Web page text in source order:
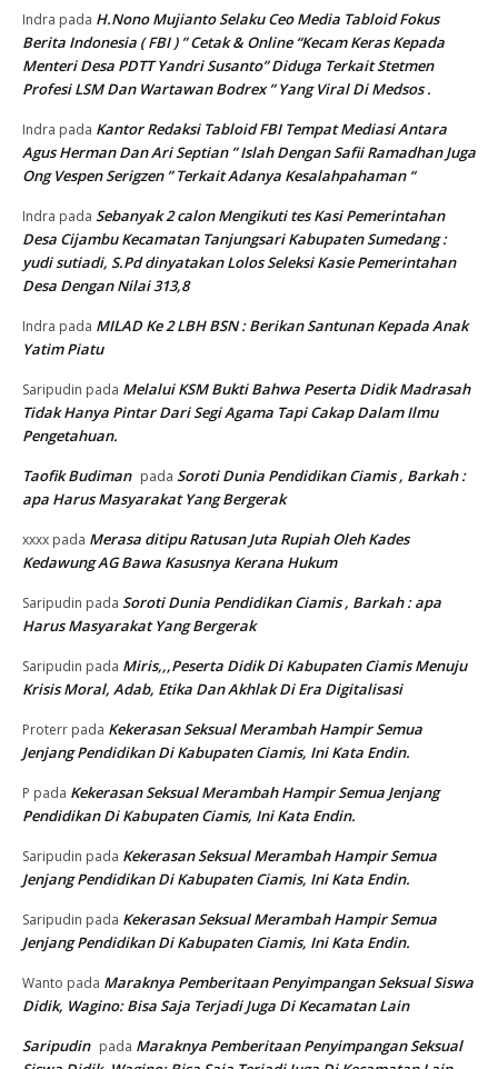
Indra pada H.Nono Mujianto Selaku Ceo Media Tabloid Fokus
Berita Indonesia ( FBI ) ” Cetak & Online “Kecam Keras Kepada
Menteri Desa PDTT Yandri Susanto” Diduga Terkait Stetmen
Profesi LSM Dan Wartawan Bodrex ” Yang Viral Di Medsos .
Indra pada Kantor Redaksi Tabloid FBI Tempat Mediasi Antara
Agus Herman Dan Ari Septian ” Islah Dengan Safii Ramadhan Juga
Ong Vespen Serigzen ” Terkait Adanya Kesalahpahaman “
Indra pada Sebanyak 2 calon Mengikuti tes Kasi Pemerintahan
Desa Cijambu Kecamatan Tanjungsari Kabupaten Sumedang :
yudi sutiadi, S.Pd dinyatakan Lolos Seleksi Kasie Pemerintahan
Desa Dengan Nilai 313,8
Indra pada MILAD Ke 2 LBH BSN : Berikan Santunan Kepada Anak
Yatim Piatu
Saripudin pada Melalui KSM Bukti Bahwa Peserta Didik Madrasah
Tidak Hanya Pintar Dari Segi Agama Tapi Cakap Dalam Ilmu
Pengetahuan.
Taofik Budiman pada Soroti Dunia Pendidikan Ciamis , Barkah :
apa Harus Masyarakat Yang Bergerak
xxxx pada Merasa ditipu Ratusan Juta Rupiah Oleh Kades
Kedawung AG Bawa Kasusnya Kerana Hukum
Saripudin pada Soroti Dunia Pendidikan Ciamis , Barkah : apa
Harus Masyarakat Yang Bergerak
Saripudin pada Miris,,,Peserta Didik Di Kabupaten Ciamis Menuju
Krisis Moral, Adab, Etika Dan Akhlak Di Era Digitalisasi
Proterr pada Kekerasan Seksual Merambah Hampir Semua
Jenjang Pendidikan Di Kabupaten Ciamis, Ini Kata Endin.
P pada Kekerasan Seksual Merambah Hampir Semua Jenjang
Pendidikan Di Kabupaten Ciamis, Ini Kata Endin.
Saripudin pada Kekerasan Seksual Merambah Hampir Semua
Jenjang Pendidikan Di Kabupaten Ciamis, Ini Kata Endin.
Saripudin pada Kekerasan Seksual Merambah Hampir Semua
Jenjang Pendidikan Di Kabupaten Ciamis, Ini Kata Endin.
Wanto pada Maraknya Pemberitaan Penyimpangan Seksual Siswa
Didik, Wagino: Bisa Saja Terjadi Juga Di Kecamatan Lain
Saripudin pada Maraknya Pemberitaan Penyimpangan Seksual